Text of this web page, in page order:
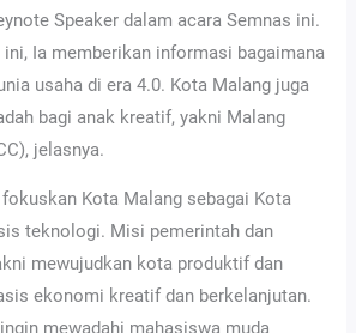
Speaker dalam acara Semnas ini.
Ia memberikan informasi bagaimana
usaha di era 4.0. Kota Malang juga
bagi anak kreatif, yakni Malang
jelasnya.
fokuskan Kota Malang sebagai Kota
teknologi. Misi pemerintah dan
mewujudkan kota produktif dan
ekonomi kreatif dan berkelanjutan.
mewadahi mahasiswa muda